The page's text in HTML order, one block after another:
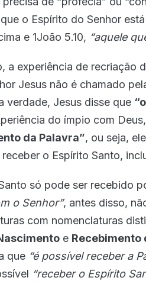
o Espírito do Senhor
e 1João 5.10, “aquele
a experiência de recriação
Jesus não é chamado
verdade, Jesus disse que
do ímpio com
da Palavra”, ou seja,
o Espírito Santo,
só pode ser recebido
o Senhor”, antes disso,
com nomenclaturas
e Recebimento
que “é possível receber a
“receber o Espírito